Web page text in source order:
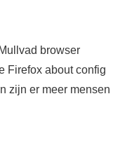
browser
Firefox about config
zijn er meer mensen